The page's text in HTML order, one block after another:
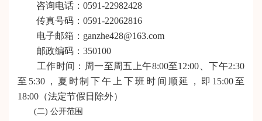
咨询电话：0591-22982428
传真号码：0591-22062816
电子邮箱：ganzhe428@163.com
邮政编码：350100
工作时间：周一至周五上午8:00至12:00、下午2:30
至5:30，夏时制下午上下班时间顺延，即15:00至
18:00（法定节假日除外）
(二) 公开范围